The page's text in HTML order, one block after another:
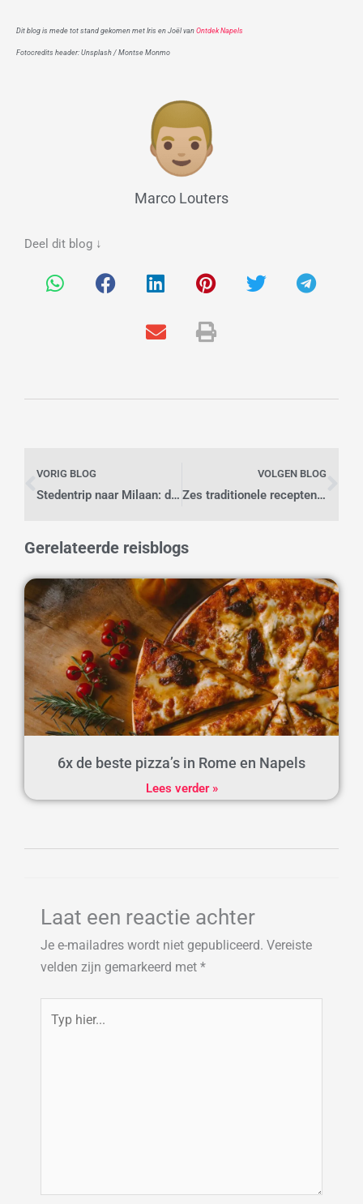
Dit blog is mede tot stand gekomen met Iris en Joël van Ontdek Napels
Fotocredits header: Unsplash / Montse Monmo
Marco Louters
Deel dit blog ↓
VORIG BLOG
Stedentrip naar Milaan: dit kun je doen in 48 uur
VOLGEN BLOG
Zes traditionele recepten met een moderne twist uit Ierland
Gerelateerde reisblogs
6x de beste pizza’s in Rome en Napels
Lees verder »
Laat een reactie achter
Je e-mailadres wordt niet gepubliceerd. Vereiste
velden zijn gemarkeerd met *
hier...